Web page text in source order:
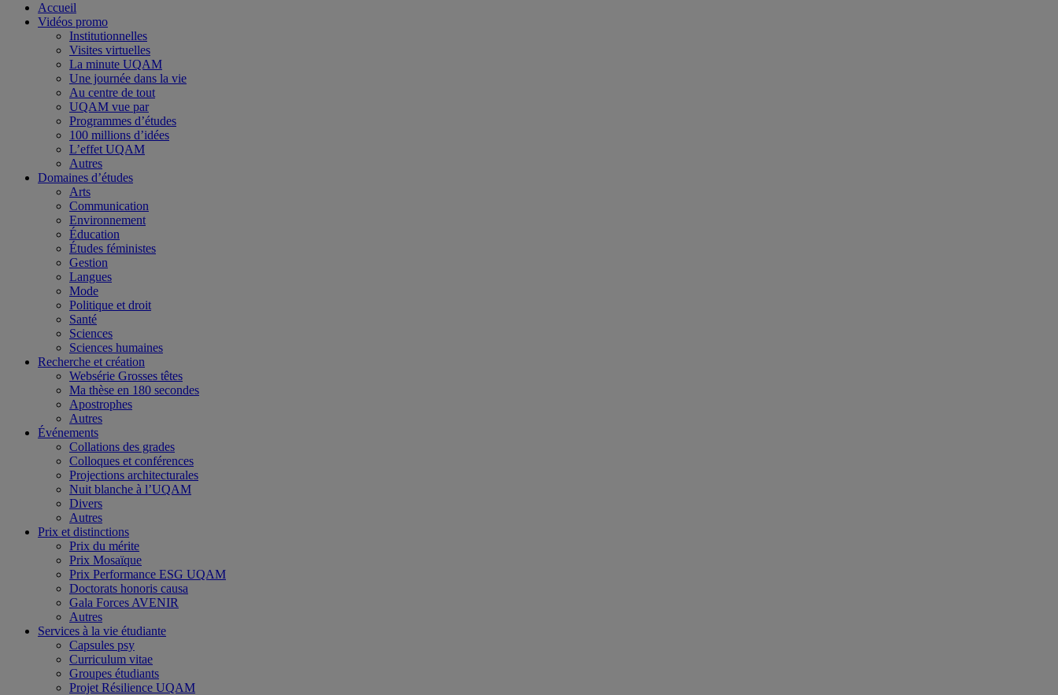
Accueil
Vidéos promo
Institutionnelles
Visites virtuelles
La minute UQAM
Une journée dans la vie
Au centre de tout
UQAM vue par
Programmes d’études
100 millions d’idées
L’effet UQAM
Autres
Domaines d’études
Arts
Communication
Environnement
Éducation
Études féministes
Gestion
Langues
Mode
Politique et droit
Santé
Sciences
Sciences humaines
Recherche et création
Websérie Grosses têtes
Ma thèse en 180 secondes
Apostrophes
Autres
Événements
Collations des grades
Colloques et conférences
Projections architecturales
Nuit blanche à l’UQAM
Divers
Autres
Prix et distinctions
Prix du mérite
Prix Mosaïque
Prix Performance ESG UQAM
Doctorats honoris causa
Gala Forces AVENIR
Autres
Services à la vie étudiante
Capsules psy
Curriculum vitae
Groupes étudiants
Projet Résilience UQAM